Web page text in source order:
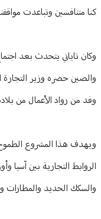
كنا متنافسين وتباعدت
وكان تاياني يتحدث بعد
والصين حضره وزير التجارة
وفد من رواد الأعمال من
الروابط التجارية بين آسيا
والسكك الحديد والمطارات